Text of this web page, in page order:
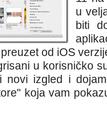
u
biti
od iOS
u korisničko
novi izgled i
koja vam